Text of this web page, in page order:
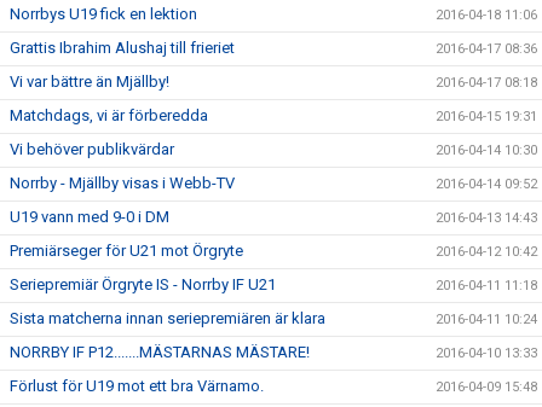
Norrbys U19 fick en lektion 2016-04-18 11:06
Grattis Ibrahim Alushaj till frieriet 2016-04-17 08:36
Vi var bättre än Mjällby! 2016-04-17 08:18
Matchdags, vi är förberedda 2016-04-15 19:31
Vi behöver publikvärdar 2016-04-14 10:30
Norrby - Mjällby visas i Webb-TV 2016-04-14 09:52
U19 vann med 9-0 i DM 2016-04-13 14:43
Premiärseger för U21 mot Örgryte 2016-04-12 10:42
Seriepremiär Örgryte IS - Norrby IF U21 2016-04-11 11:18
Sista matcherna innan seriepremiären är klara 2016-04-11 10:24
NORRBY IF P12.......MÄSTARNAS MÄSTARE! 2016-04-10 13:33
Förlust för U19 mot ett bra Värnamo. 2016-04-09 15:48